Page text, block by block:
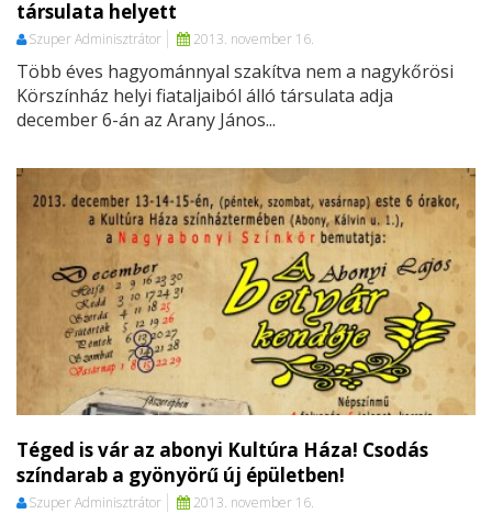
társulata helyett
Szuper Adminisztrátor 2013. november 16.
Több éves hagyománnyal szakítva nem a nagykőrösi
Körszínház helyi fiataljaiból álló társulata adja
december 6-án az Arany János...
Téged is vár az abonyi Kultúra Háza! Csodás
színdarab a gyönyörű új épületben!
Szuper Adminisztrátor 2013. november 16.